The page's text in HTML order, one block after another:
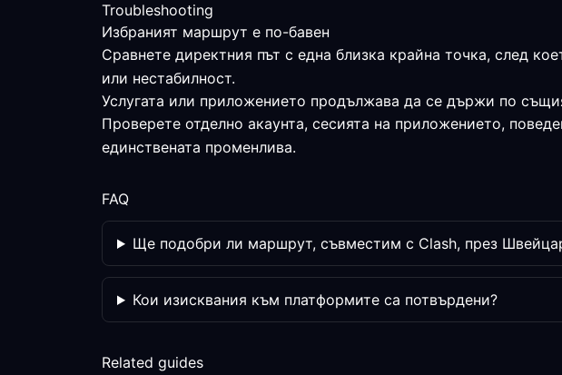
Troubleshooting
Избраният маршрут е по-бавен
Сравнете директния път с една близка крайна точка, след
или нестабилност.
Услугата или приложението продължава да се държи по
Проверете отделно акаунта, сесията на приложението,
единствената променлива.
FAQ
Ще подобри ли маршрут, съвместим с Clash, през
Кои изисквания към платформите са потвърдени?
Related guides